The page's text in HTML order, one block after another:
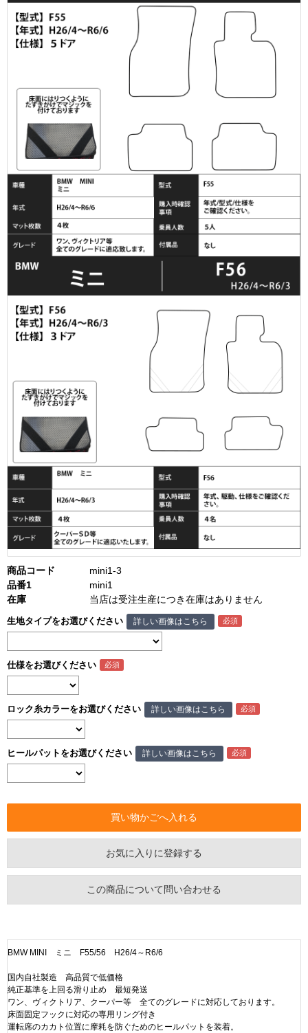
商品コード
mini1-3
品番1
mini1
在庫
当店は受注生産につき在庫はありません
生地タイプをお選びください 詳しい画像はこちら
仕様をお選びください
ロック糸カラーをお選びください 詳しい画像はこちら
ヒールパットをお選びください 詳しい画像はこちら
お気に入りに登録する
この商品について問い合わせる
BMW MINI ミニ F55/56 H26/4～R6/6
国内自社製造 高品質で低価格
純正基準を上回る滑り止め 最短発送
ワン、ヴィクトリア、クーパー等 全てのグレードに対応しております。
床面固定フックに対応の専用リング付き
運転席のカカト位置に摩耗を防ぐためのヒールパットを装着。